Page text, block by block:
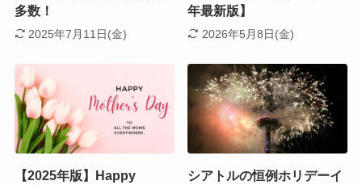
多数！
2025年7月11日(金)
年最新版】
2026年5月8日(金)
【2025年版】Happy
シアトルの恒例ホリデーイ